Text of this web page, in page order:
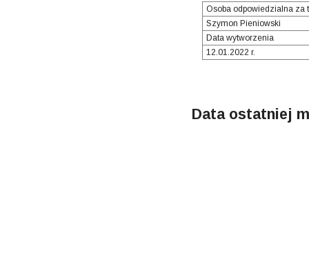
Osoba odpowiedzialna za
Szymon Pieniowski
Data wytworzenia
12.01.2022 r.
Data ostatniej